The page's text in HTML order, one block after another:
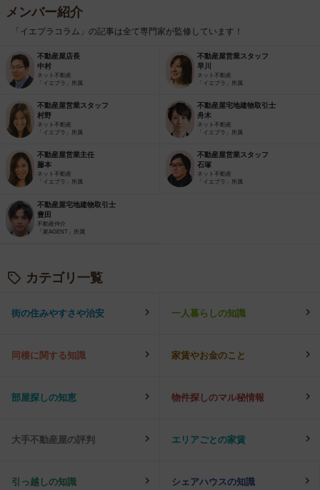
メンバー紹介
「イエプラコラム」の記事は全て専門家が監修しています！
不動産屋店長
中村
ネット不動産
「イエプラ」所属
不動産屋営業スタッフ
早川
ネット不動産
「イエプラ」所属
不動産屋営業スタッフ
村野
ネット不動産
「イエプラ」所属
不動産屋宅地建物取引士
舟木
ネット不動産
「イエプラ」所属
不動産屋営業主任
藤本
ネット不動産
「イエプラ」所属
不動産屋営業スタッフ
石塚
ネット不動産
「イエプラ」所属
不動産屋宅地建物取引士
豊田
不動産仲介
「家AGENT」所属
カテゴリ一覧
街の住みやすさや治安 一人暮らしの知識
同棲に関する知識 家賃やお金のこと
部屋探しの知恵 物件探しのマル秘情報
大手不動産屋の評判 エリアごとの家賃
引っ越しの知識 シェアハウスの知識